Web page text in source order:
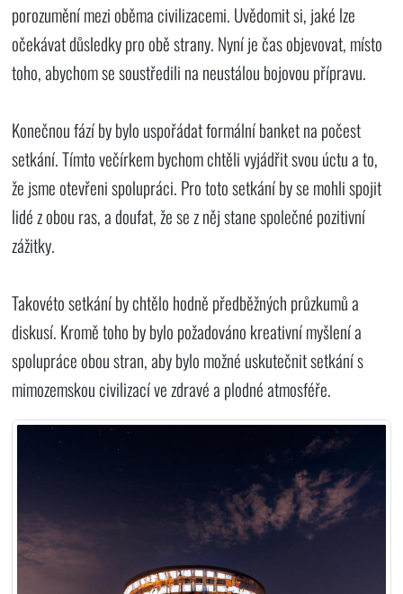
porozumění mezi oběma civilizacemi. Uvědomit si, jaké lze
očekávat důsledky pro obě strany. Nyní je čas objevovat, místo
toho, abychom se soustředili na neustálou bojovou přípravu.
Konečnou fází by bylo uspořádat formální banket na počest
setkání. Tímto večírkem bychom chtěli vyjádřit svou úctu a to,
že jsme otevřeni spolupráci. Pro toto setkání by se mohli spojit
lidé z obou ras, a doufat, že se z něj stane společné pozitivní
zážitky.
Takovéto setkání by chtělo hodně předběžných průzkumů a
diskusí. Kromě toho by bylo požadováno kreativní myšlení a
spolupráce obou stran, aby bylo možné uskutečnit setkání s
mimozemskou civilizací ve zdravé a plodné atmosféře.